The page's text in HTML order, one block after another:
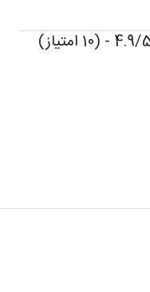
5 - (10 امتیاز)